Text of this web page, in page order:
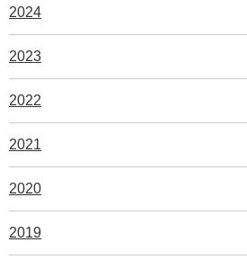
2024
2023
2022
2021
2020
2019